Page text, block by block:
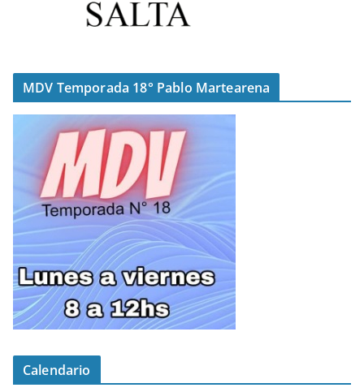
MDV Temporada 18° Pablo Martearena
Calendario